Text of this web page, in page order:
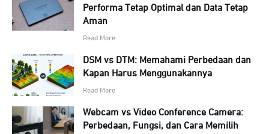
Performa Tetap Optimal dan Data Tetap
Aman
Read More
DSM vs DTM: Memahami Perbedaan dan
Kapan Harus Menggunakannya
Read More
Webcam vs Video Conference Camera:
Perbedaan, Fungsi, dan Cara Memilih